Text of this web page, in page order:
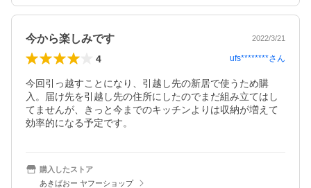
今から楽しみです 2022/3/21
4 ufs********さん
今回引っ越すことになり、引越し先の新居で使うため購
入。届け先を引越し先の住所にしたのでまだ組み立てはし
てませんが、きっと今までのキッチンよりは収納が増えて
効率的になる予定です。
購入したストア
あきばおー ヤフーショップ